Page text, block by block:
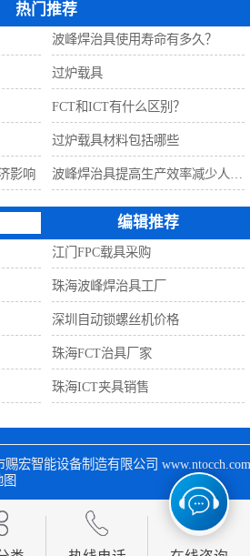
热门推荐
波峰焊治具使用寿命有多久？
过炉载具
FCT和ICT有什么区别？
过炉载具材料包括哪些
影响
编辑推荐
江门FPC载具采购
珠海波峰焊治具工厂
深圳自动锁螺丝机价格
珠海FCT治具厂家
珠海ICT夹具销售
赐宏智能设备制造有限公司
图